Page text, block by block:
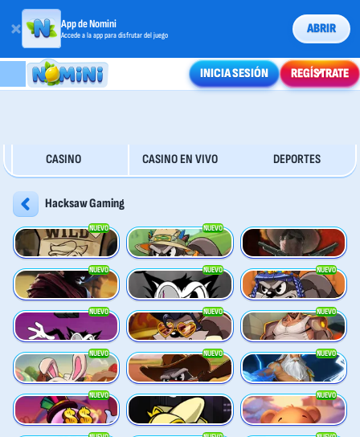
App de Nomini
Accede a la app para disfrutar del juego ABRIR
INICIA SESIÓN REGÍSTRATE
CASINO CASINO EN VIVO DEPORTES
Hacksaw Gaming
NUEVO
Le Bandit
NUEVO
Le Fisherman Wanted: Dead or a Wild
NUEVO
Duel at Dawn
NUEVO
RIP City
NUEVO
Le Pharaoh
NUEVO
Hot Ross
NUEVO
Le King
NUEVO
Fist of Destruction
NUEVO
Le Bunny
NUEVO
Le Cowboy
NUEVO
Ze Zeus
NUEVO
Danny Dollar FRKN Bananas
NUEVO
Xmas Drop